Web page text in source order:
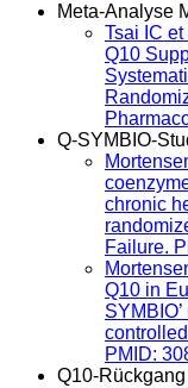
Meta-Analyse
Tsai IC
Q10
Q-SYMBIO-
chronic
Failure.
Q10 in
PMID:
Q10-Rückgang